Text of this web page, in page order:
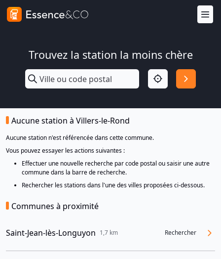
Trouvez la station la moins chère
Aucune station à Villers-le-Rond
Aucune station n'est référencée dans cette commune.
Vous pouvez essayer les actions suivantes :
Effectuer une nouvelle recherche par code postal ou saisir une autre
commune dans la barre de recherche.
Rechercher les stations dans l'une des villes proposées ci-dessous.
Communes à proximité
Saint-Jean-lès-Longuyon 1,7 km Rechercher